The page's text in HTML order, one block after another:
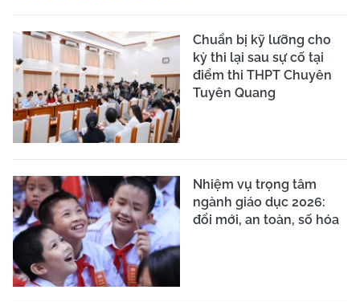
Chuẩn bị kỹ lưỡng cho
kỳ thi lại sau sự cố tại
điểm thi THPT Chuyên
Tuyên Quang
Nhiệm vụ trọng tâm
ngành giáo dục 2026:
đổi mới, an toàn, số hóa